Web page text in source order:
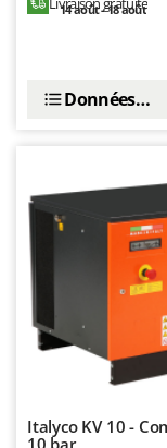
14 août - 18 août
Données
Italyco KV 10 -
10 bar